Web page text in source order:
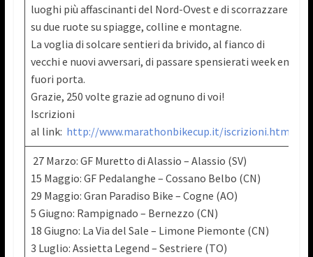
luoghi più affascinanti del Nord-Ovest e di scorrazzare
su due ruote su spiagge, colline e montagne.
La voglia di solcare sentieri da brivido, al fianco di
vecchi e nuovi avversari, di passare spensierati week end
fuori porta.
Grazie, 250 volte grazie ad ognuno di voi!
Iscrizioni
al link: http://www.marathonbikecup.it/iscrizioni.html
27 Marzo: GF Muretto di Alassio – Alassio (SV)
15 Maggio: GF Pedalanghe – Cossano Belbo (CN)
29 Maggio: Gran Paradiso Bike – Cogne (AO)
5 Giugno: Rampignado – Bernezzo (CN)
18 Giugno: La Via del Sale – Limone Piemonte (CN)
3 Luglio: Assietta Legend – Sestriere (TO)